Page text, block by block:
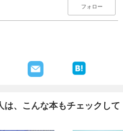
フォロー
は、こんな本もチェックして